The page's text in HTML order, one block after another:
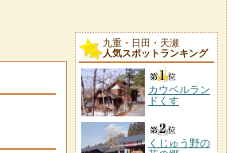
九重・日田・天瀬
人気スポットランキング
カウベルラン
ドくす
くじゅう野の